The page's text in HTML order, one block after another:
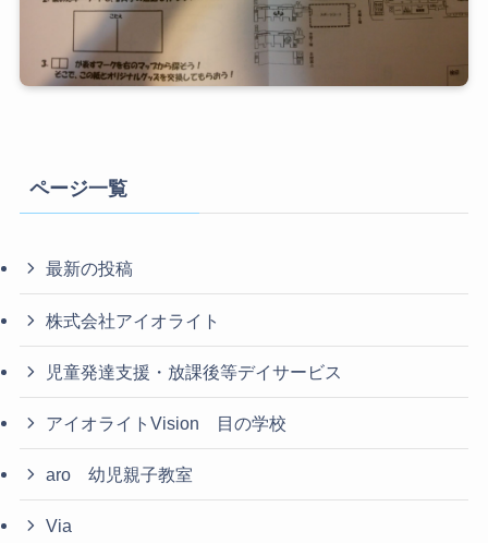
ページ一覧
最新の投稿
株式会社アイオライト
児童発達支援・放課後等デイサービス
アイオライトVision 目の学校
aro 幼児親子教室
Via